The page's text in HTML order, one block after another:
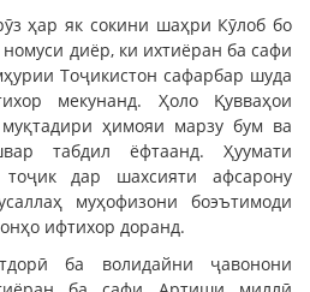
ҳар як сокини шаҳри Кӯлоб бо
диёр, ки ихтиёран ба сафи
Тоҷикистон сафарбар шуда
мекунанд. Ҳоло Қувваҳои
ҳимояи марзу бум ва
табдил ёфтаанд. Ҳуумати
дар шахсияти афсарону
муҳофизони боэътимоди
ифтихор доранд.
ба волидайни ҷавонони